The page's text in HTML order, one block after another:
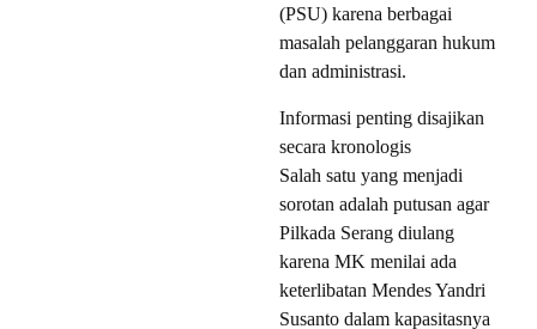
(PSU) karena berbagai
masalah pelanggaran hukum
dan administrasi.
Informasi penting disajikan
secara kronologis
Salah satu yang menjadi
sorotan adalah putusan agar
Pilkada Serang diulang
karena MK menilai ada
keterlibatan Mendes Yandri
Susanto dalam kapasitasnya